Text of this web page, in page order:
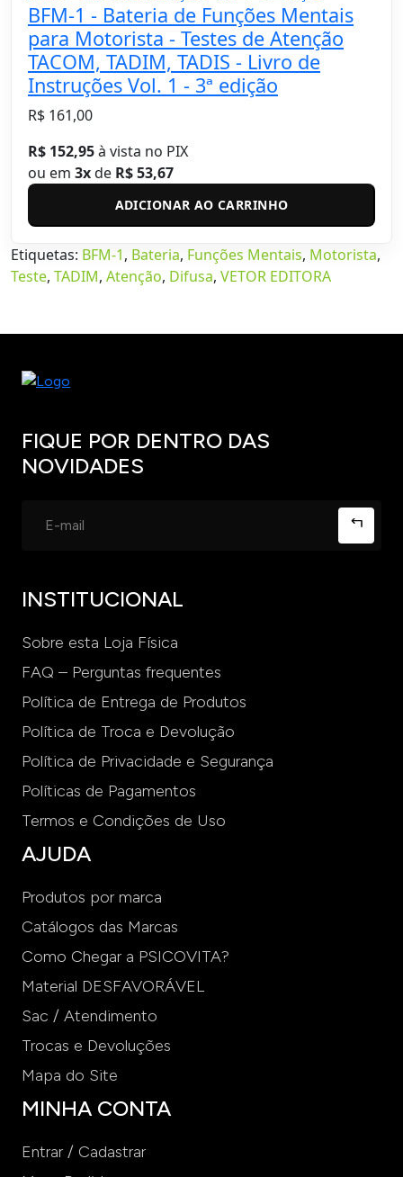
BFM-1 - Bateria de Funções Mentais
para Motorista - Testes de Atenção
TACOM, TADIM, TADIS - Livro de
Instruções Vol. 1 - 3ª edição
R$ 161,00
R$ 152,95à vista no PIX
ou em 3xde R$ 53,67
ADICIONAR AO CARRINHO
Etiquetas: BFM-1, Bateria, Funções Mentais, Motorista,
Teste, TADIM, Atenção, Difusa, VETOR EDITORA
FIQUE POR DENTRO DAS
NOVIDADES
INSTITUCIONAL
Sobre esta Loja Física
FAQ – Perguntas frequentes
Política de Entrega de Produtos
Política de Troca e Devolução
Política de Privacidade e Segurança
Políticas de Pagamentos
Termos e Condições de Uso
AJUDA
Produtos por marca
Catálogos das Marcas
Como Chegar a PSICOVITA?
Material DESFAVORÁVEL
Sac / Atendimento
Trocas e Devoluções
Mapa do Site
MINHA CONTA
Entrar / Cadastrar